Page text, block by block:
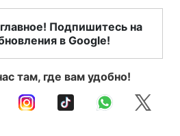
Подпишитесь на
в Google!
там, где вам удобно!